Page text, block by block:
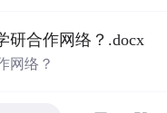
赖，不包含热点产品
论文、生产日志或其
报告、1080×720
明、功能清单、MIT
研合作网络？.docx
网络？